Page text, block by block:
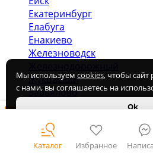
Каталог Избранное
Мы используем cookies, чтобы сайт
с нами, вы соглашаетесь на
Ok
Екатеринбург
Елабуга
Енакиево
Железноводск
Жуковский
Завьялово
Зеленоград
Знаменский